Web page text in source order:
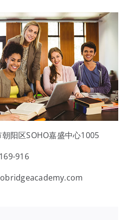
阳区SOHO嘉盛中心1005
916